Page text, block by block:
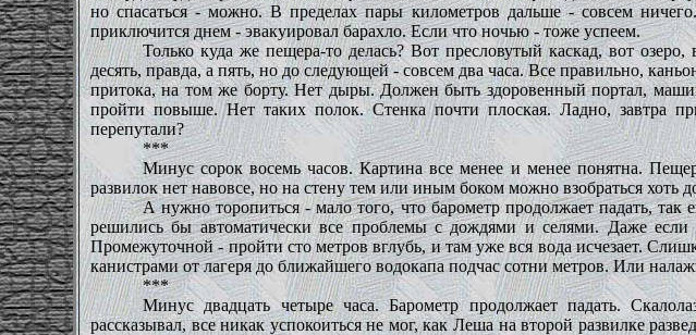
но спасаться - можно. В пределах пары километров дальше - совсем
приключится днем - эвакуировал барахло. Если что ночью - тоже успеем.
Только куда же пещера-то делась? Вот пресловутый каскад, вот
десять, правда, а пять, но до следующей - совсем два часа. Все правильно,
притока, на том же борту. Нет дыры. Должен быть здоровенный портал,
пройти повыше. Нет таких полок. Стенка почти плоская. Ладно, завтра
перепутали?
***
Минус сорок восемь часов. Картина все менее и менее понятна.
развилок нет навовсе, но на стену тем или иным боком можно взобраться хоть
А нужно торопиться - мало того, что барометр продолжает падать,
решились бы автоматически все проблемы с дождями и селями. Даже
Промежуточной - пройти сто метров вглубь, и там уже вся вода исчезает.
канистрами от лагеря до ближайшего водокапа подчас сотни метров. Или
***
Минус двадцать четыре часа. Барометр продолжает падать.
рассказывал, все никак успокоиться не мог, как Леша на второй развилке